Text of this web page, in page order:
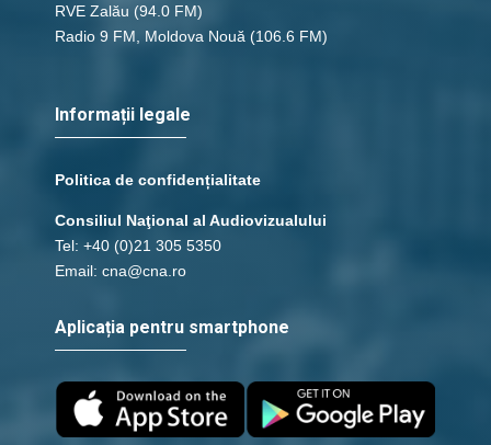
RVE Zalău (94.0 FM)
Radio 9 FM, Moldova Nouă (106.6 FM)
Informații legale
Politica de confidențialitate
Consiliul Naţional al Audiovizualului
Tel: +40 (0)21 305 5350
Email: cna@cna.ro
Aplicația pentru smartphone